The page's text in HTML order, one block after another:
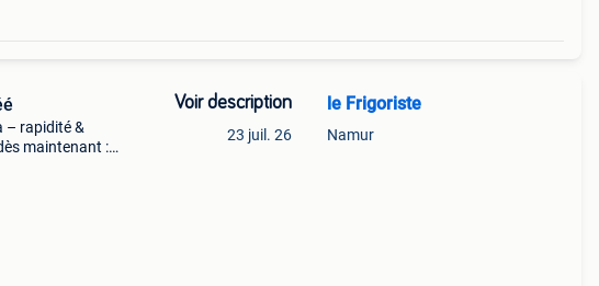
– rapidité &
maintenant :
Voir description
23 juil. 26
le Frigoriste
Namur